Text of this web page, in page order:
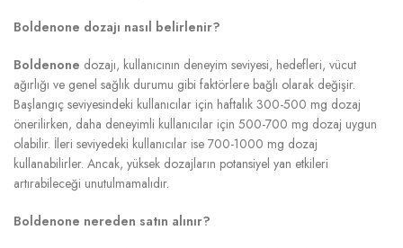
Boldenone dozajı nasıl belirlenir?
Boldenone dozajı, kullanıcının deneyim seviyesi, hedefleri, vücut
ağırlığı ve genel sağlık durumu gibi faktörlere bağlı olarak değişir.
Başlangıç seviyesindeki kullanıcılar için haftalık 300-500 mg dozaj
önerilirken, daha deneyimli kullanıcılar için 500-700 mg dozaj uygun
olabilir. İleri seviyedeki kullanıcılar ise 700-1000 mg dozaj
kullanabilirler. Ancak, yüksek dozajların potansiyel yan etkileri
artırabileceği unutulmamalıdır.
Boldenone nereden satın alınır?